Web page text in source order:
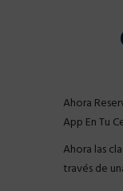
Ahora
App En Tu
Ahora las
través de